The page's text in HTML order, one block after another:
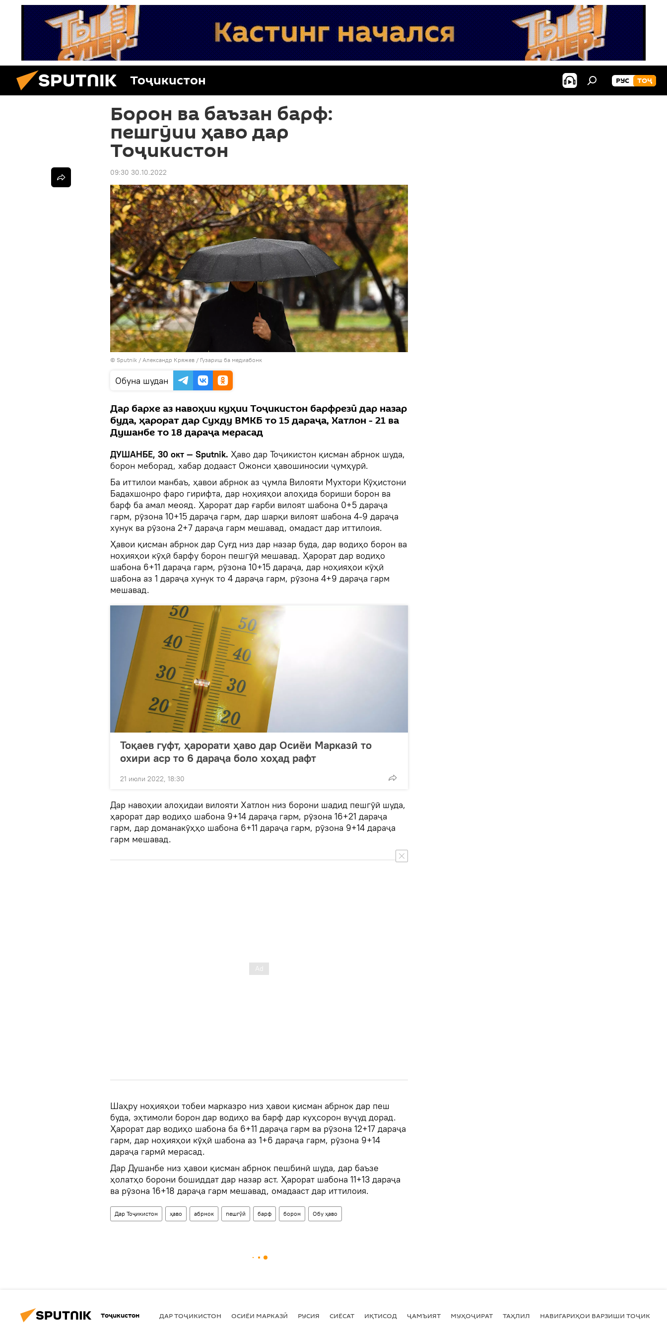
Тоҷикистон РУС ТОҶ
Борон ва баъзан барф:
пешгӯии ҳаво дар
Тоҷикистон
09:30 30.10.2022
© Sputnik / Александр Кряжев / Гузариш ба медиабонк
Обуна шудан
Дар бархе аз навоҳии куҳии Тоҷикистон барфрезӣ дар назар
буда, ҳарорат дар Сухду ВМКБ то 15 дараҷа, Хатлон - 21 ва
Душанбе то 18 дараҷа мерасад
ДУШАНБЕ, 30 окт — Sputnik. Ҳаво дар Тоҷикистон қисман абрнок шуда,
борон меборад, хабар додааст Ожонси ҳавошиносии ҷумҳурӣ.
Ба иттилои манбаъ, ҳавои абрнок аз ҷумла Вилояти Мухтори Кӯҳистони
Бадахшонро фаро гирифта, дар ноҳияҳои алоҳида бориши борон ва
барф ба амал меояд. Ҳарорат дар ғарби вилоят шабона 0+5 дараҷа
гарм, рӯзона 10+15 дараҷа гарм, дар шарқи вилоят шабона 4-9 дараҷа
хунук ва рӯзона 2+7 дараҷа гарм мешавад, омадаст дар иттилоия.
Ҳавои қисман абрнок дар Суғд низ дар назар буда, дар водиҳо борон ва
ноҳияҳои кӯҳӣ барфу борон пешгӯӣ мешавад. Ҳарорат дар водиҳо
шабона 6+11 дараҷа гарм, рӯзона 10+15 дараҷа, дар ноҳияҳои кӯҳӣ
шабона аз 1 дараҷа хунук то 4 дараҷа гарм, рӯзона 4+9 дараҷа гарм
мешавад.
Тоқаев гуфт, ҳарорати ҳаво дар Осиёи Марказӣ то
охири аср то 6 дараҷа боло хоҳад рафт
21 июли 2022, 18:30
Дар навоҳии алоҳидаи вилояти Хатлон низ борони шадид пешгӯӣ шуда,
ҳарорат дар водиҳо шабона 9+14 дараҷа гарм, рӯзона 16+21 дараҷа
гарм, дар доманакӯҳҳо шабона 6+11 дараҷа гарм, рӯзона 9+14 дараҷа
гарм мешавад.
Шаҳру ноҳияҳои тобеи марказро низ ҳавои қисман абрнок дар пеш
буда, эҳтимоли борон дар водиҳо ва барф дар куҳсорон вуҷуд дорад.
Ҳарорат дар водиҳо шабона ба 6+11 дараҷа гарм ва рӯзона 12+17 дараҷа
гарм, дар ноҳияҳои кӯҳӣ шабона аз 1+6 дараҷа гарм, рӯзона 9+14
дараҷа гармӣ мерасад.
Дар Душанбе низ ҳавои қисман абрнок пешбинӣ шуда, дар баъзе
ҳолатҳо борони бошиддат дар назар аст. Ҳарорат шабона 11+13 дараҷа
ва рӯзона 16+18 дараҷа гарм мешавад, омадааст дар иттилоия.
Дар Тоҷикистон ҳаво абрнок пешгӯӣ барф борон Обу ҳаво
Тоҷикистон ДАР ТОҶИКИСТОН ОСИЁИ МАРКАЗӢ РУСИЯ СИЁСАТ ИҚТИСОД ҶАМЪИЯТ МУҲОҶИРАТ ТАҲЛИЛ НАВИГАРИҲОИ ВАРЗИШИ